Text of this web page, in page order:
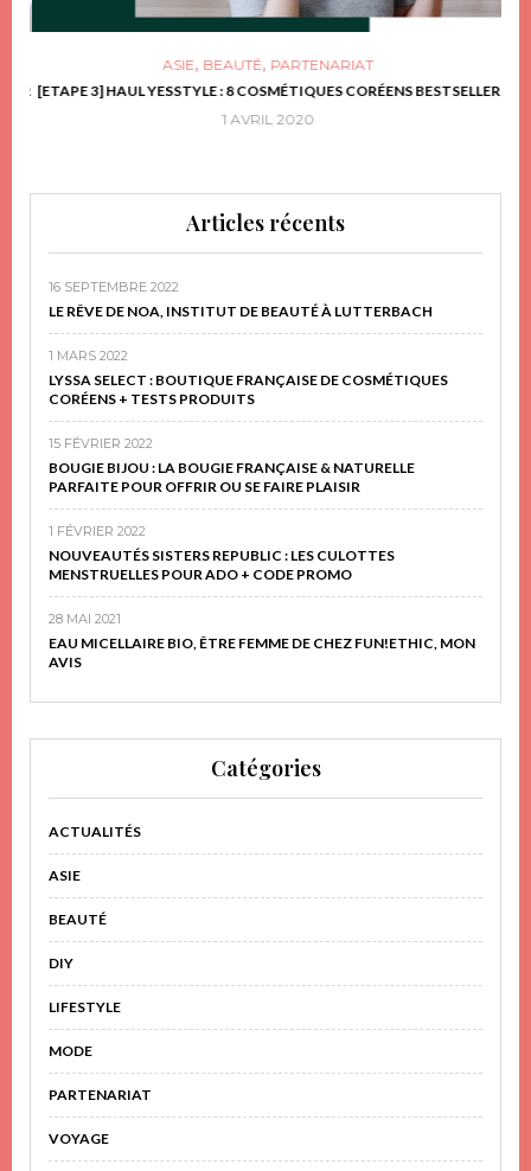
ASIE, BEAUTÉ, PARTENARIAT
[ETAPE 3] HAUL YESSTYLE : 8 COSMÉTIQUES CORÉENS BESTSELLER
1 AVRIL 2020
Articles récents
16 SEPTEMBRE 2022
LE RÊVE DE NOA, INSTITUT DE BEAUTÉ À LUTTERBACH
1 MARS 2022
LYSSA SELECT : BOUTIQUE FRANÇAISE DE COSMÉTIQUES
CORÉENS + TESTS PRODUITS
15 FÉVRIER 2022
BOUGIE BIJOU : LA BOUGIE FRANÇAISE & NATURELLE
PARFAITE POUR OFFRIR OU SE FAIRE PLAISIR
1 FÉVRIER 2022
NOUVEAUTÉS SISTERS REPUBLIC : LES CULOTTES
MENSTRUELLES POUR ADO + CODE PROMO
28 MAI 2021
EAU MICELLAIRE BIO, ÊTRE FEMME DE CHEZ FUN!ETHIC, MON
AVIS
Catégories
ACTUALITÉS
ASIE
BEAUTÉ
DIY
LIFESTYLE
MODE
PARTENARIAT
VOYAGE